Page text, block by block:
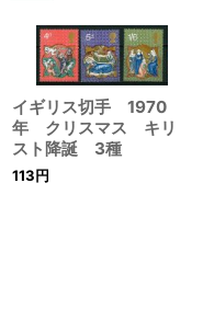
イギリス切手 1970
年 クリスマス キリ
スト降誕 3種
113円